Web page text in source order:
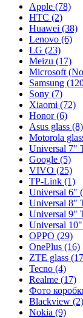
Apple (78)
HTC (2)
Huawei (38)
Lenovo (6)
LG (23)
Meizu (17)
Microsoft
Samsung
Sony (7)
Xiaomi (72)
Honor (6)
Asus glass (8)
Motorola
Universal 7"
Google (5)
VIVO (25)
TP-Link (1)
Universal 6"
Universal 8"
Universal 9"
Universal
OPPO (29)
OnePlus (16)
ZTE glass
Tecno (4)
Realme (17)
Фото
Blackview (2)
Nokia (9)